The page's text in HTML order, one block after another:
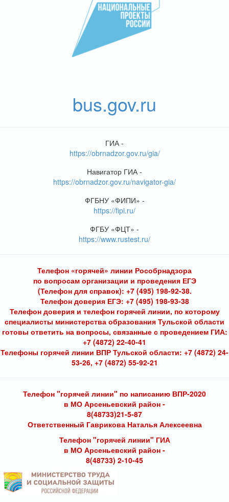
bus.gov.ru
ГИА -
https://obrnadzor.gov.ru/gia/
Навигатор ГИА -
https://obrnadzor.gov.ru/navigator-gia/
ФГБНУ «ФИПИ» -
https://fipi.ru/
ФГБУ «ФЦТ» -
https://www.rustest.ru/
Телефон «горячей» линии Рособрнадзора
по вопросам организации и проведения ЕГЭ
(Телефон для справок): +7 (495) 198-92-38.
Телефон доверия ЕГЭ: +7 (495) 198-93-38
Телефон доверия и телефон горячей линии, по которому
специалисты министерства образования Тульской области
готовы ответить на вопросы, связанные с проведением ГИА:
+7 (4872) 22-40-41
Телефоны горячей линии ВПР Тульской области: +7 (4872) 24-
53-26, +7 (4872) 55-92-21
Телефон "горячей линии" по написанию ВПР-2020
в МО Арсеньевский район -
8(48733)21-5-87
Ответственный Гаврикова Наталья Алексеевна
Телефон "горячей линии" ГИА
в МО Арсеньевский район -
8(48733) 2-10-45